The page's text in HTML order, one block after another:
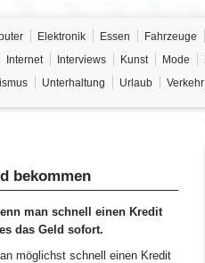
Elektronik Essen Fahrzeuge
Internet Interviews Kunst Mode
Unterhaltung Urlaub Verkehr
bekommen
man schnell einen Kredit
das Geld sofort.
möglichst schnell einen Kredit